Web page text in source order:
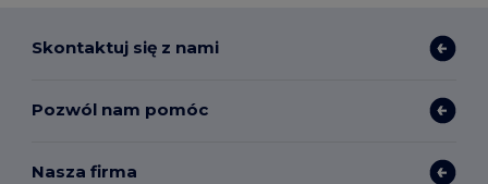
Skontaktuj się z nami
Pozwól nam pomóc
Nasza firma